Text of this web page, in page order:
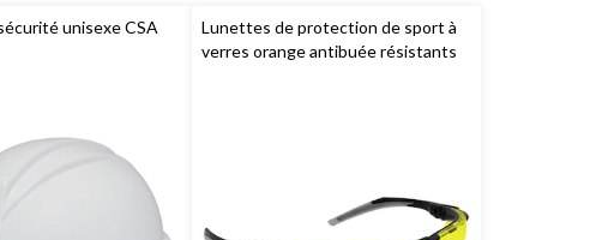
unisexe CSA
Lunettes de protection de sport à
verres orange antibuée résistants